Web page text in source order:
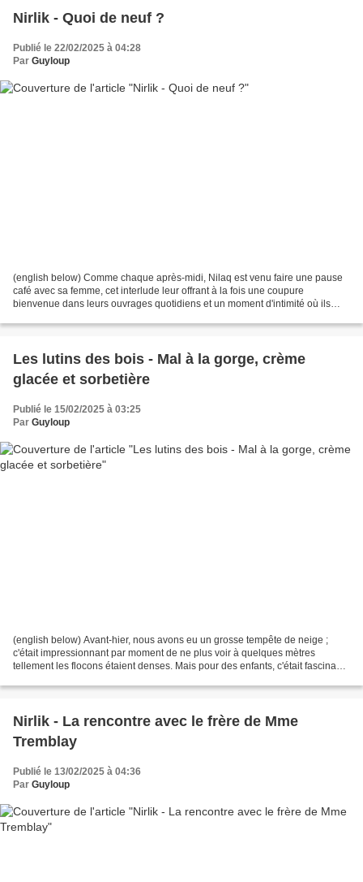
Nirlik - Quoi de neuf ?
Publié le 22/02/2025 à 04:28
Par Guyloup
(english below) Comme chaque après-midi, Nilaq est venu faire une pause
café avec sa femme, cet interlude leur offrant à la fois une coupure
bienvenue dans leurs ouvrages quotidiens et un moment d'intimité où ils
Les lutins des bois - Mal à la gorge, crème
glacée et sorbetière
Publié le 15/02/2025 à 03:25
Par Guyloup
(english below) Avant-hier, nous avons eu un grosse tempête de neige ;
c'était impressionnant par moment de ne plus voir à quelques mètres
tellement les flocons étaient denses. Mais pour des enfants, c'était fascinant.
Nirlik - La rencontre avec le frère de Mme
Tremblay
Publié le 13/02/2025 à 04:36
Par Guyloup